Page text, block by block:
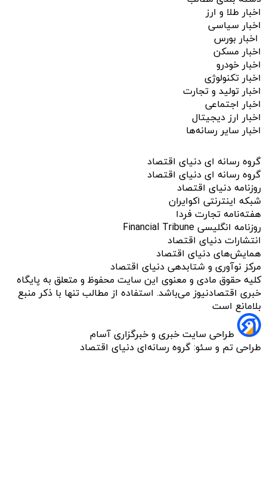
اخبار طلا و ارز
اخبار سیاسی
اخبار بورس
اخبار مسکن
اخبار خودرو
اخبار تکنولوژی
اخبار تولید و تجارت
اخبار اجتماعی
اخبار ارز دیجیتال
اخبار سایر رسانه‌‌ها
گروه رسانه ای دنیای اقتصاد
گروه رسانه ای دنیای اقتصاد
روزنامه دنیای اقتصاد
شبکه اینترنتی اکوایران
هفته‌نامه تجارت فردا
روزنامه انگلیسی Financial Tribune
انتشارات دنیای اقتصاد
همایش‌های دنیای اقتصاد
مرکز نوآوری و شتابدهی دنیای اقتصاد
کلیه حقوق مادی و معنوی این سایت محفوظ و متعلق به پایگاه
خبری اقتصادنیوز می‌باشد. استفاده از مطالب تنها با ذکر منبع
بلامانع است
طراحی سایت خبری و خبرگزاری آسام
طراحی تم و سئو: گروه رسانه‌ای دنیای اقتصاد